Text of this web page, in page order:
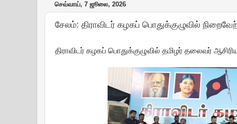
செவ்வாய், 7 ஜூலை, 2026
சேலம்: திராவிடர் கழகப் பொதுக்குழுவில்
திராவிடர் கழகப் பொதுக்குழுவில் தமிழர் தலைவர்